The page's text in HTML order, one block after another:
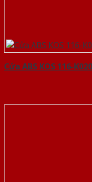
Cửa ABS KOS 116-